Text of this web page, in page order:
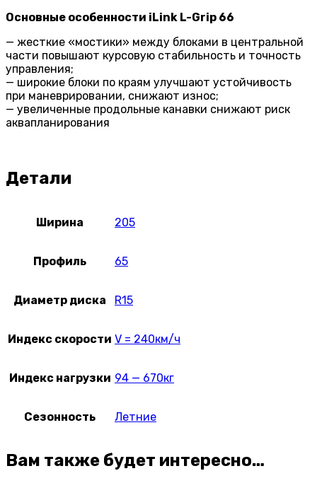
Основные особенности iLink L-Grip 66
— жесткие «мостики» между блоками в центральной
части повышают курсовую стабильность и точность
управления;
— широкие блоки по краям улучшают устойчивость
при маневрировании, снижают износ;
— увеличенные продольные канавки снижают риск
аквапланирования
Детали
Ширина 205
Профиль 65
Диаметр диска R15
Индекс скорости V = 240км/ч
Индекс нагрузки 94 — 670кг
Сезонность Летние
Вам также будет интересно…